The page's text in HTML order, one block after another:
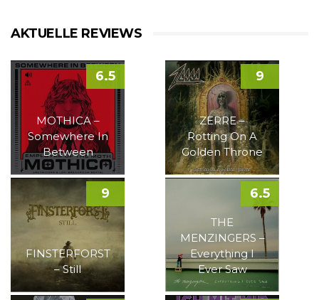
AKTUELLE REVIEWS
MOTHICA –
Somewhere In
Between
6.5
ZERRE –
Rotting On A
Golden Throne
9
FINSTERFORST
– Still
9
THE
MENZINGERS –
Everything I
Ever Saw
6.5